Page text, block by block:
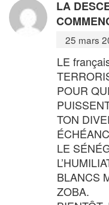
LA
25 mars
LE
POUR
TON
LE
BLANCS
ZOBA.